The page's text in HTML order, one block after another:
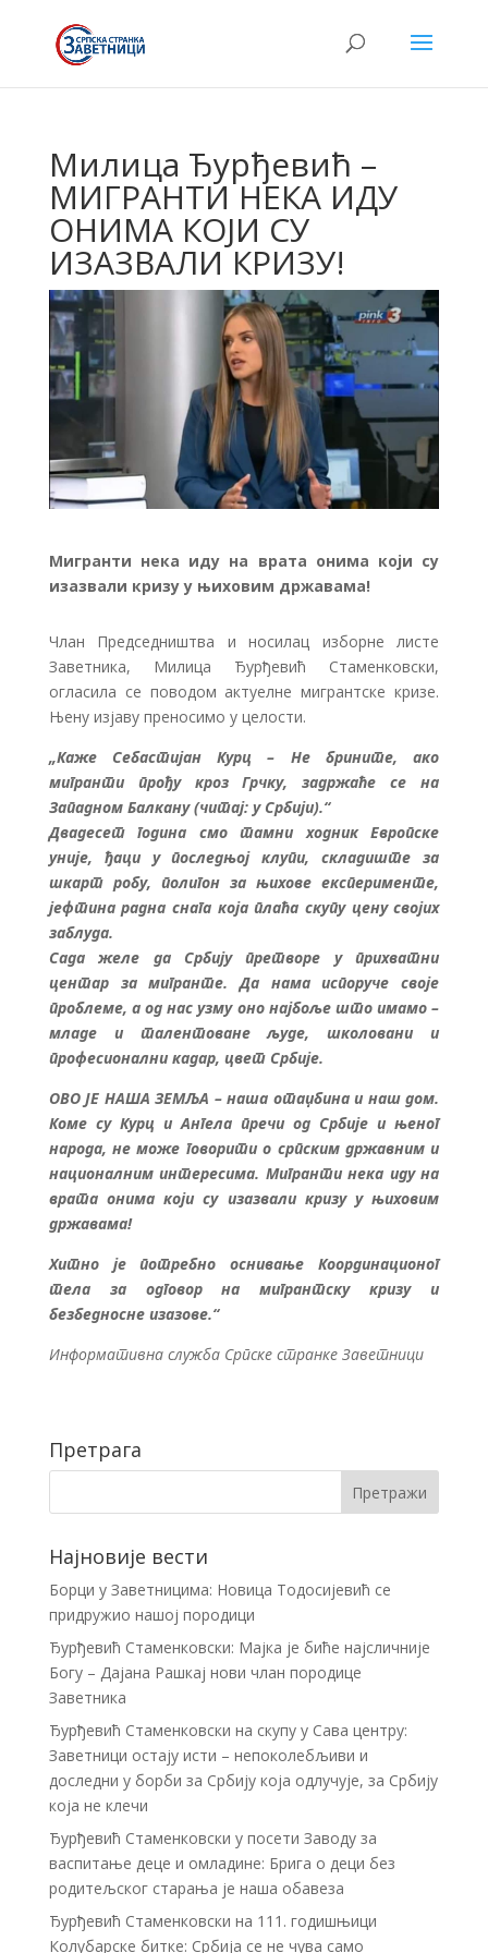
Милица Ђурђевић –
МИГРАНТИ НЕКА ИДУ
ОНИМА КОЈИ СУ
ИЗАЗВАЛИ КРИЗУ!
Мигранти нека иду на врата онима који су
изазвали кризу у њиховим државама!
Члан Председништва и носилац изборне листе
Заветника, Милица Ђурђевић Стаменковски,
огласила се поводом актуелне мигрантске кризе.
Њену изјаву преносимо у целости.
„Каже Себастијан Курц – Не брините, ако
мигранти прођу кроз Грчку, задржаће се на
Западном Балкану (читај: у Србији).“
Двадесет година смо тамни ходник Европске
уније, ђаци у последњој клупи, складиште за
шкарт робу, полигон за њихове експерименте,
јефтина радна снага која плаћа скупу цену својих
заблуда.
Сада желе да Србију претворе у прихватни
центар за мигранте. Да нама испоруче своје
проблеме, а од нас узму оно најбоље што имамо –
младе и талентоване људе, школовани и
професионални кадар, цвет Србије.
ОВО ЈЕ НАША ЗЕМЉА – наша отаџбина и наш дом.
Коме су Курц и Ангела пречи од Србије и њеног
народа, не може говорити о српским државним и
националним интересима. Мигранти нека иду на
врата онима који су изазвали кризу у њиховим
државама!
Хитно је потребно оснивање Координационог
тела за одговор на мигрантску кризу и
безбедносне изазове.“
Информативна служба Српске странке Заветници
Претрага
Најновије вести
Борци у Заветницима: Новица Тодосијевић се
придружио нашој породици
Ђурђевић Стаменковски: Мајка је биће најсличније
Богу – Дајана Рашкај нови члан породице
Заветника
Ђурђевић Стаменковски на скупу у Сава центру:
Заветници остају исти – непоколебљиви и
доследни у борби за Србију која одлучује, за Србију
која не клечи
Ђурђевић Стаменковски у посети Заводу за
васпитање деце и омладине: Брига о деци без
родитељског старања је наша обавеза
Ђурђевић Стаменковски на 111. годишњици
Колубарске битке: Србија се не чува само